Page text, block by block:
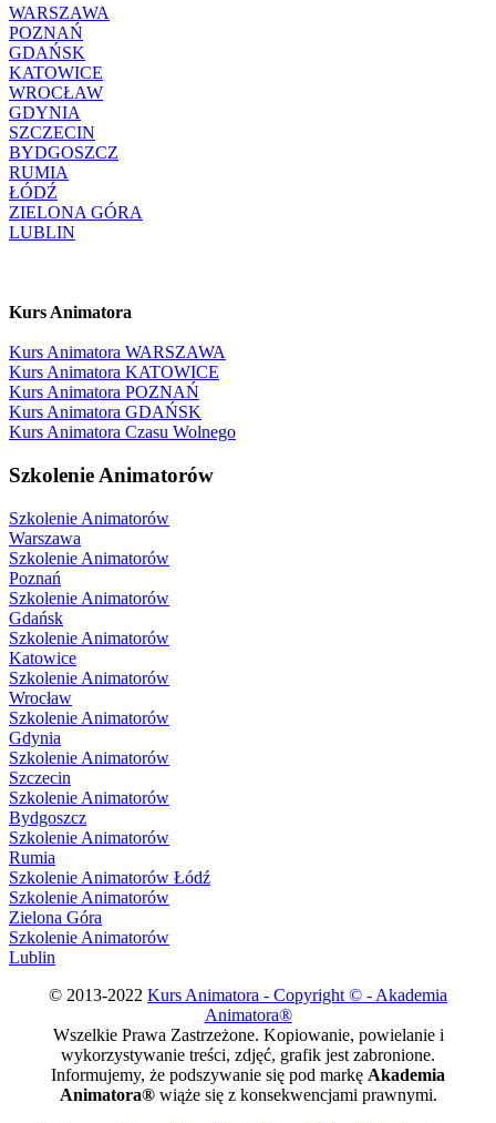
WARSZAWA
POZNAŃ
GDAŃSK
KATOWICE
WROCŁAW
GDYNIA
SZCZECIN
BYDGOSZCZ
RUMIA
ŁÓDŹ
ZIELONA GÓRA
LUBLIN
Kurs Animatora
Kurs Animatora WARSZAWA
Kurs Animatora KATOWICE
Kurs Animatora POZNAŃ
Kurs Animatora GDAŃSK
Kurs Animatora Czasu Wolnego
Szkolenie Animatorów
Szkolenie Animatorów
Warszawa
Szkolenie Animatorów
Poznań
Szkolenie Animatorów
Gdańsk
Szkolenie Animatorów
Katowice
Szkolenie Animatorów
Wrocław
Szkolenie Animatorów
Gdynia
Szkolenie Animatorów
Szczecin
Szkolenie Animatorów
Bydgoszcz
Szkolenie Animatorów
Rumia
Szkolenie Animatorów Łódź
Szkolenie Animatorów
Zielona Góra
Szkolenie Animatorów
Lublin
© 2013-2022 Kurs Animatora - Copyright © - Akademia
Animatora®
Wszelkie Prawa Zastrzeżone. Kopiowanie, powielanie i
wykorzystywanie treści, zdjęć, grafik jest zabronione.
Informujemy, że podszywanie się pod markę Akademia
Animatora®wiąże się z konsekwencjami prawnymi.